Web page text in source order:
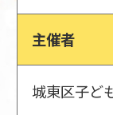
主催者
城東区子ど